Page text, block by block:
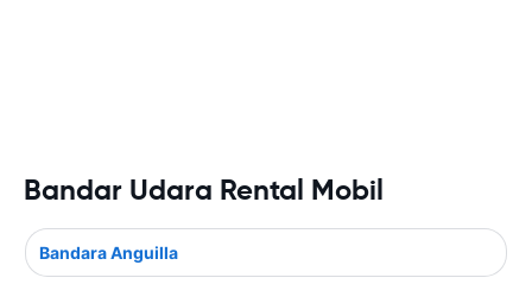
Bandar Udara Rental Mobil
Bandara Anguilla